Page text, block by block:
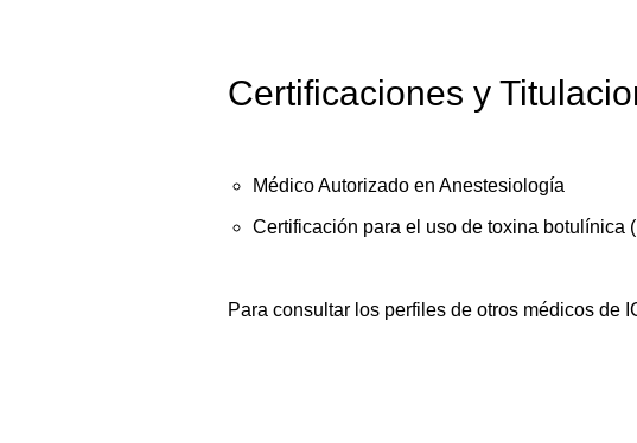
Certificaciones y
Médico Autorizado en Anestesiología
Certificación para el uso de toxina botulínica
Para consultar los perfiles de otros médicos de